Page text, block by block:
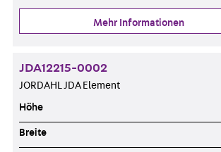
Mehr Informationen
JDA12215-0002
JORDAHL JDA Element
Höhe
Breite